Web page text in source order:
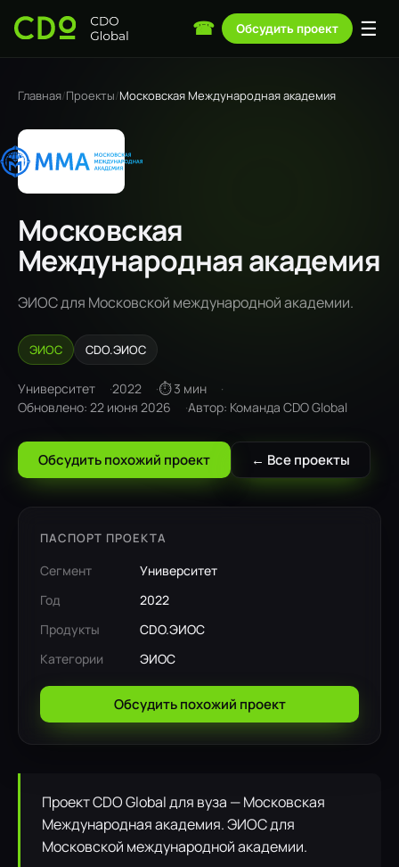
☎ Обсудить проект ☰
Главная/Проекты/Московская Международная академия
Московская
Международная академия
ЭИОС для Московской международной академии.
ЭИОС CDO.ЭИОС
Университет 2022
⏱ 3 мин
Обновлено: 22 июня 2026
Автор: Команда CDO Global
Обсудить похожий проект ← Все проекты
ПАСПОРТ ПРОЕКТА
Сегмент
Университет
Год
2022
Продукты
CDO.ЭИОС
Категории
ЭИОС
Обсудить похожий проект
Проект CDO Global для вуза — Московская
Международная академия. ЭИОС для
Московской международной академии.